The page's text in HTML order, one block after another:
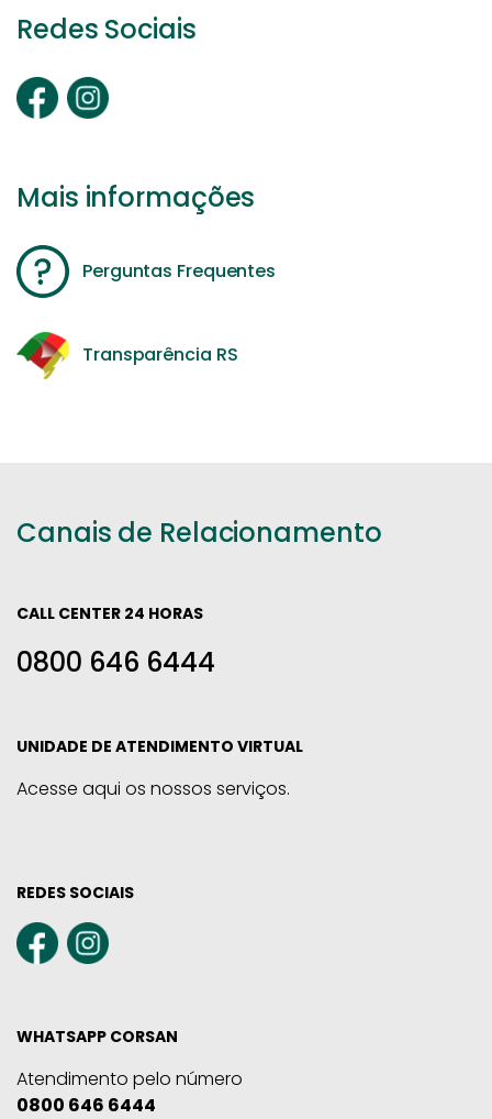
Redes Sociais
Mais informações
Perguntas Frequentes
Transparência RS
Canais de Relacionamento
CALL CENTER 24 HORAS
0800 646 6444
UNIDADE DE ATENDIMENTO VIRTUAL
Acesse aqui os nossos serviços.
REDES SOCIAIS
WHATSAPP CORSAN
Atendimento pelo número
0800 646 6444